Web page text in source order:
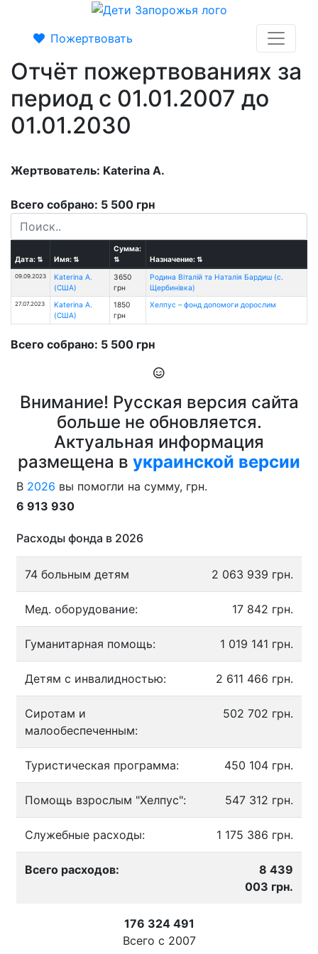
Пожертвовать
Отчёт пожертвованиях за
период с 01.01.2007 до
01.01.2030
Жертвователь: Katerina A.
Всего собрано: 5 500 грн
Дата:⇅ Имя:⇅
Сумма:
⇅
Назначение:⇅
09.09.2023
Katerina A.
(США)
3650
грн
Родина Віталій та Наталія Бардиш (с.
Щербинівка)
27.07.2023
Katerina A.
(США)
1850
грн
Хелпус – фонд допомоги дорослим
Всего собрано: 5 500 грн
Внимание! Русская версия сайта
больше не обновляется.
Актуальная информация
размещена в украинской версии
В 2026 вы помогли на сумму, грн.
6 913 930
Расходы фонда в 2026
74 больным детям 2 063 939 грн.
Мед. оборудование: 17 842 грн.
Гуманитарная помощь: 1 019 141 грн.
Детям с инвалидностью: 2 611 466 грн.
Сиротам и
малообеспеченным:
502 702 грн.
Туристическая программа: 450 104 грн.
Помощь взрослым "Хелпус": 547 312 грн.
Служебные расходы: 1 175 386 грн.
Всего расходов:
8 439
003 грн.
176 324 491
Всего с 2007